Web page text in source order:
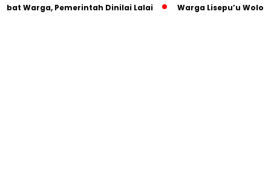
Warga, Pemerintah Dinilai Lalai
Warga Lisepu’u